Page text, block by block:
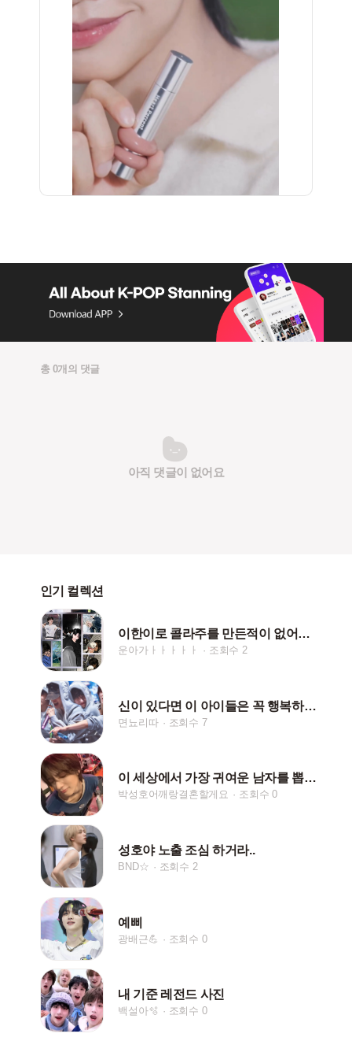
총 0개의 댓글
아직 댓글이 없어요
인기 컬렉션
이한이로 콜라주를 만든적이 없어서 산앤한으로 만들었어요
운아가ㅏㅏㅏㅏㅏ 조회수 2
신이 있다면 이 아이들은 꼭 행복하게 해주세요
면뇨리따 조회수 7
이 세상에서 가장 귀여운 남자를 뽑으면 박성호야
박성호어깨랑결혼할게요 조회수 0
성호야 노출 조심 하거라..
BND☆ 조회수 2
예삐
광배근💪 조회수 0
내 기준 레전드 사진
백설아🫧 조회수 0